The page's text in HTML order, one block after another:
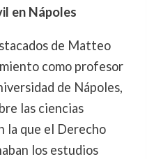
en Nápoles
de Matteo
como profesor
de Nápoles,
las ciencias
la que el Derecho
los estudios